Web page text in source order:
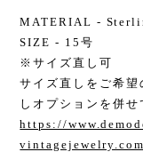
MATERIAL -
SIZE - 15号
※サイズ直し可
サイズ直しをご希望
しオプションを併せ
https://